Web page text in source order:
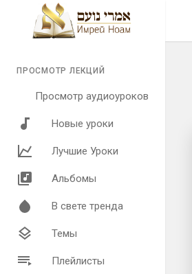
ПРОСМОТР ЛЕКЦИЙ
Просмотр аудиоуроков
Новые уроки
Лучшие Уроки
Альбомы
В свете тренда
Темы
Плейлисты